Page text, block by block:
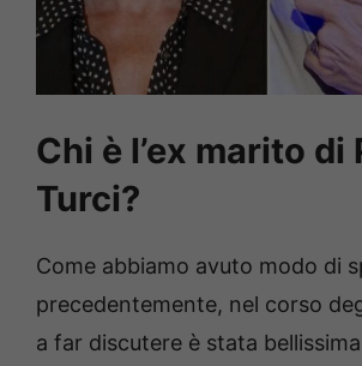
Chi è l’ex marito di
Turci?
Come abbiamo avuto modo di
precedentemente, nel corso
a far discutere è stata